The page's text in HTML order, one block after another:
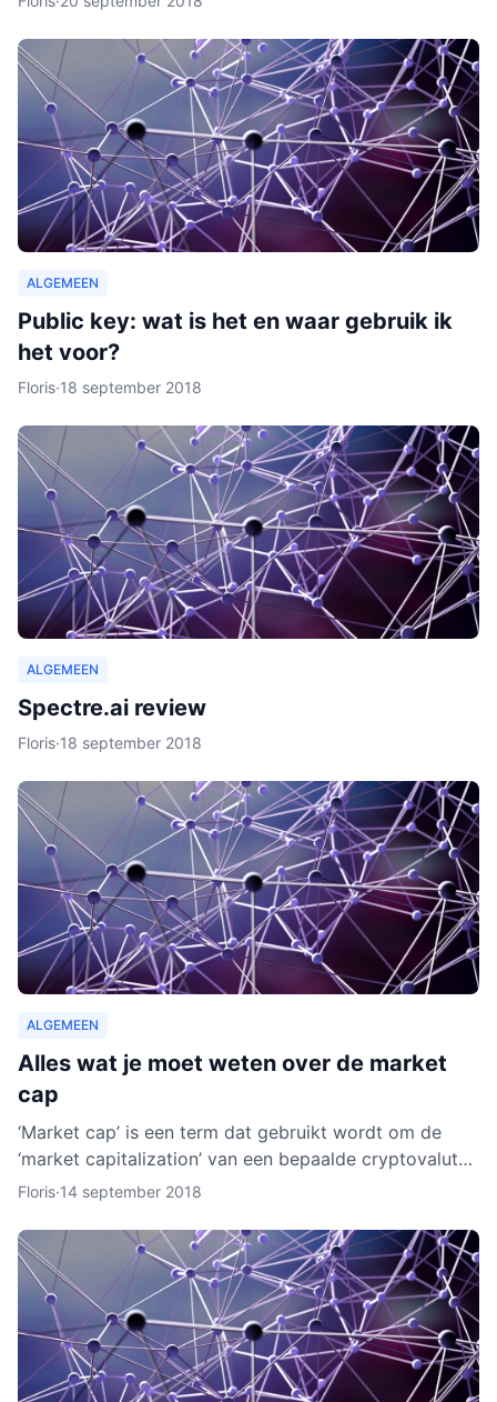
ALGEMEEN
Public key: wat is het en waar gebruik ik
het voor?
Floris·18 september 2018
ALGEMEEN
Spectre.ai review
Floris·18 september 2018
ALGEMEEN
Alles wat je moet weten over de market
cap
‘Market cap’ is een term dat gebruikt wordt om de
‘market capitalization’ van een bepaalde cryptovaluta
uit te drukken. Aan de hand van berekeningen van de
Floris·14 september 2018